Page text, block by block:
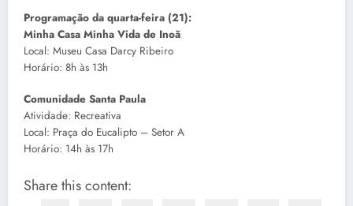
Programação da quarta-feira (21):
Minha Casa Minha Vida de Inoã
Local: Museu Casa Darcy Ribeiro
Horário: 8h às 13h
Comunidade Santa Paula
Atividade: Recreativa
Local: Praça do Eucalipto – Setor A
Horário: 14h às 17h
Share this content: